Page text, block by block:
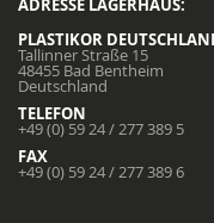
ADRESSE LAGERHAUS:
PLASTIKOR
Tallinner Straße 15
48455 Bad Bentheim
Deutschland
TELEFON
+49 (0) 59 24 / 277 389 5
FAX
+49 (0) 59 24 / 277 389 6